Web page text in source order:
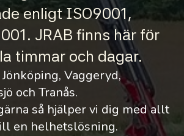
enligt ISO9001,
JRAB finns här för
timmar och dagar.
Vaggeryd,
och Tranås.
så hjälper vi dig med allt
en helhetslösning.